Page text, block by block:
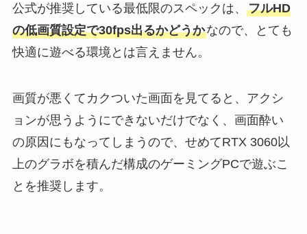
公式が推奨している最低限のスペックは、 フルHD
の低画質設定で30fps出るかどうかなので、とても
快適に遊べる環境とは言えません。
画質が悪くてカクついた画面を見てると、アクシ
ョンが思うようにできないだけでなく、画面酔い
の原因にもなってしまうので、せめてRTX 3060以
上のグラボを積んだ構成のゲーミングPCで遊ぶこ
とを推奨します。